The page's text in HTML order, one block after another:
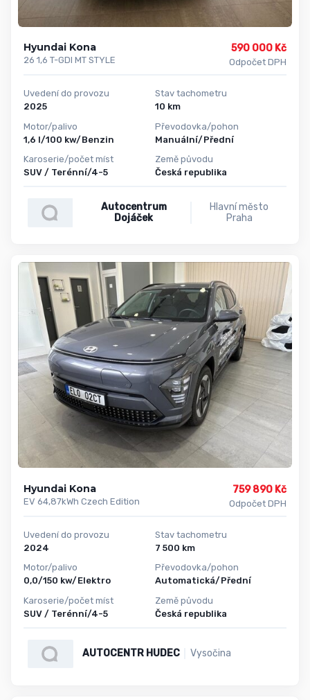
Hyundai Kona
26 1,6 T-GDI MT STYLE
590 000 Kč
Odpočet DPH
Uvedení do provozu
2025
Motor/palivo
1,6 l/100 kw/Benzin
Karoserie/počet míst
SUV / Terénní/4-5
Stav tachometru
10 km
Převodovka/pohon
Manuální/Přední
Země původu
Česká republika
Autocentrum
Dojáček
Hlavní město
Praha
Hyundai Kona
EV 64,87kWh Czech Edition
759 890 Kč
Odpočet DPH
Uvedení do provozu
2024
Motor/palivo
0,0/150 kw/Elektro
Karoserie/počet míst
SUV / Terénní/4-5
Stav tachometru
7 500 km
Převodovka/pohon
Automatická/Přední
Země původu
Česká republika
AUTOCENTR HUDEC Vysočina